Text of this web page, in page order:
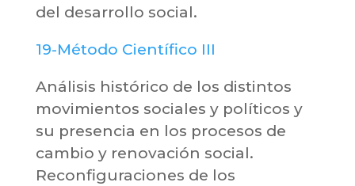
del desarrollo social.
19-Método Científico III
Análisis histórico de los distintos
movimientos sociales y políticos y
su presencia en los procesos de
cambio y renovación social.
Reconfiguraciones de los